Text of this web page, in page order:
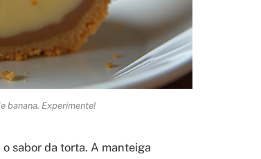
banana. Experimente!
sabor da torta. A manteiga